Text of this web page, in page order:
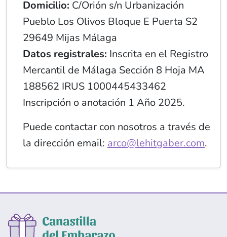
Domicilio: C/Orión s/n Urbanización
Pueblo Los Olivos Bloque E Puerta S2
29649 Mijas Málaga
Datos registrales: Inscrita en el Registro
Mercantil de Málaga Sección 8 Hoja MA
188562 IRUS 1000445433462
Inscripción o anotación 1 Año 2025.
Puede contactar con nosotros a través de
la dirección email: arco@lehitgaber.com.